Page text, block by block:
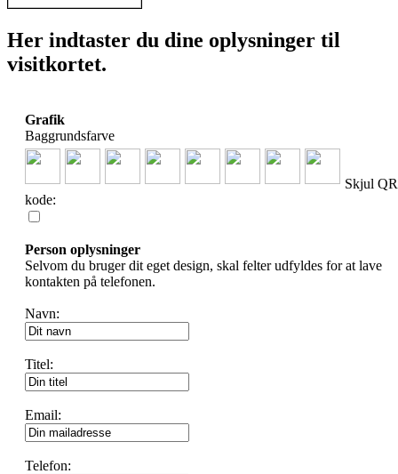
Her indtaster du dine oplysninger til
visitkortet.
Grafik
Baggrundsfarve
Skjul QR
kode:
Person oplysninger
Selvom du bruger dit eget design, skal felter udfyldes for at lave
kontakten på telefonen.
Navn:
Titel:
Email:
Telefon: